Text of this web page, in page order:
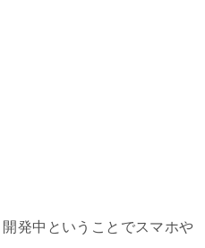
発中ということでスマホや